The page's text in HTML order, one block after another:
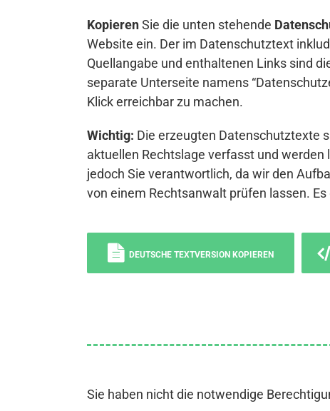
KopierenSie die unten stehende
Website ein. Der im Datenschutztext
Quellangabe und enthaltenen Links sind
separate Unterseite namens
Klick erreichbar zu machen.
Wichtig: Die erzeugten Datenschutztexte
aktuellen Rechtslage verfasst und
jedoch Sie verantwortlich, da wir den
von einem Rechtsanwalt prüfen lassen.
DEUTSCHE TEXTVERSION KOPIEREN
Sie haben nicht die notwendige